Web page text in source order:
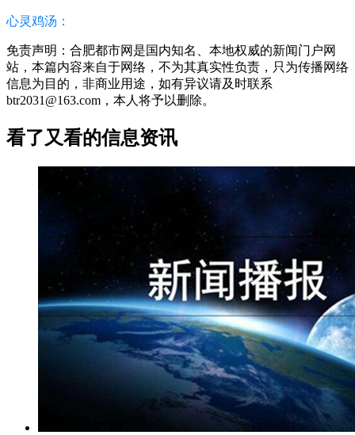
心灵鸡汤：
免责声明：合肥都市网是国内知名、本地权威的新闻门户网
站，本篇内容来自于网络，不为其真实性负责，只为传播网络
信息为目的，非商业用途，如有异议请及时联系
btr2031@163.com，本人将予以删除。
看了又看的信息资讯